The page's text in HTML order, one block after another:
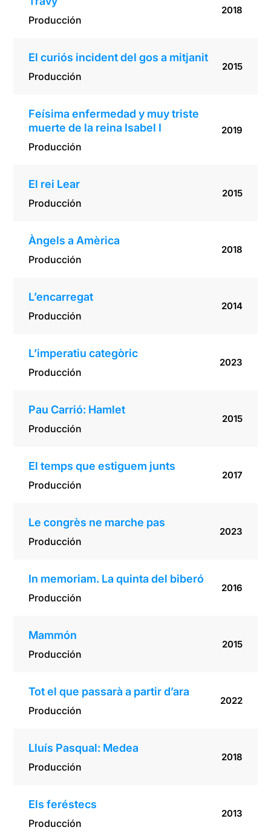
Producción
2018
El curiós incident del gos a mitjanit
Producción
2015
Feísima enfermedad y muy triste
muerte de la reina Isabel I
Producción
2019
El rei Lear
Producción
2015
Àngels a Amèrica
Producción
2018
L’encarregat
Producción
2014
L’imperatiu categòric
Producción
2023
Pau Carrió: Hamlet
Producción
2015
El temps que estiguem junts
Producción
2017
Le congrès ne marche pas
Producción
2023
In memoriam. La quinta del biberó
Producción
2016
Mammón
Producción
2015
Tot el que passarà a partir d’ara
Producción
2022
Lluís Pasqual: Medea
Producción
2018
Els feréstecs
Producción
2013